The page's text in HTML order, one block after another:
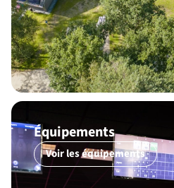
Équipements
Voir les équipements